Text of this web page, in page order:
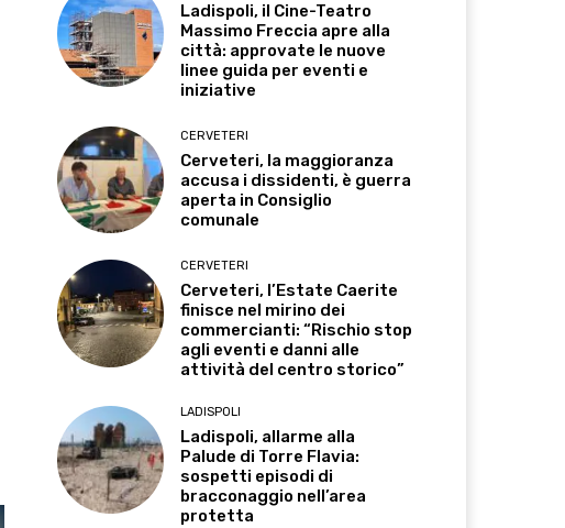
Ladispoli, il Cine-Teatro
Massimo Freccia apre alla
città: approvate le nuove
linee guida per eventi e
iniziative
CERVETERI
Cerveteri, la maggioranza
accusa i dissidenti, è guerra
aperta in Consiglio
comunale
CERVETERI
Cerveteri, l’Estate Caerite
finisce nel mirino dei
commercianti: “Rischio stop
agli eventi e danni alle
attività del centro storico”
LADISPOLI
Ladispoli, allarme alla
Palude di Torre Flavia:
sospetti episodi di
bracconaggio nell’area
protetta